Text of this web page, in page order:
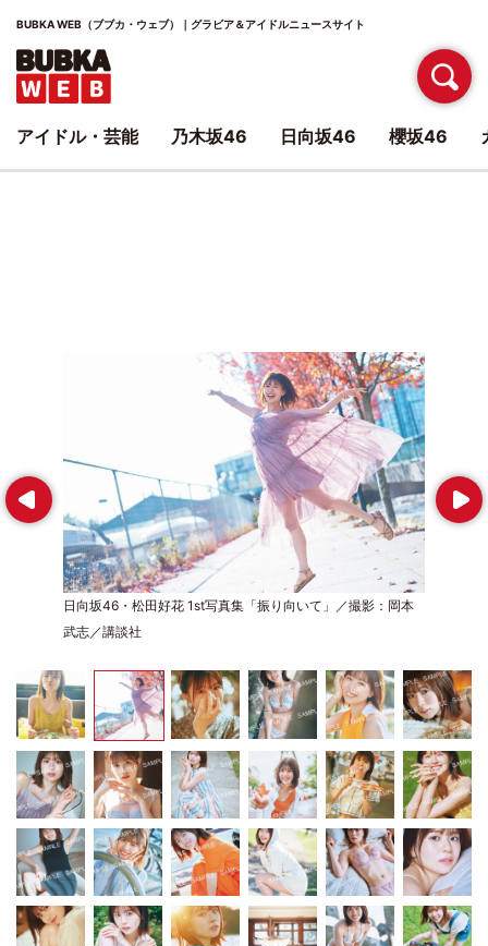
BUBKA WEB（ブブカ・ウェブ）｜グラビア＆アイドルニュースサイト
Prev
日向坂46・松田好花 1st写真集「振り向いて」／撮影：岡本
武志／講談社
Next
アイドル・芸能 乃木坂46 日向坂46 櫻坂46